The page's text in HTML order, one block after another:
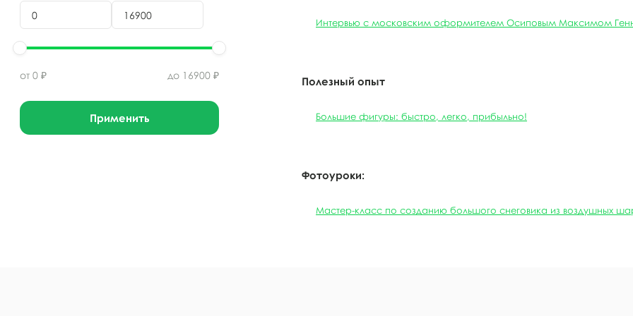
от 0 ₽ до 16900 ₽
Применить
Интервью с московским оформителем Осиповым Максимом
Полезный опыт
Большие фигуры: быстро, легко, прибыльно!
Фотоуроки:
Мастер-класс по созданию большого снеговика из воздушных